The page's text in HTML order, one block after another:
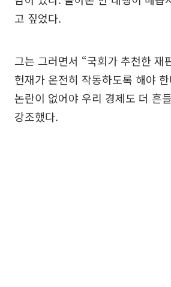
고 짚었다.
그는 그러면서 “국회가 추천한 재
헌재가 온전히 작동하도록 해야
논란이 없어야 우리 경제도 더 흔
강조했다.